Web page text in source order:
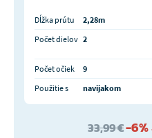
Dĺžka prútu 2,28m
Počet dielov 2
Počet očiek 9
Použitie s
navijakom
33,99 €-6%